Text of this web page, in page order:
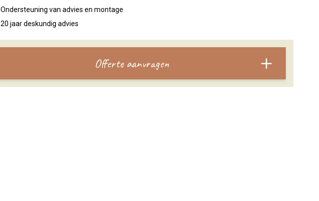
Ondersteuning van advies en montage
20 jaar deskundig advies
Offerte aanvragen